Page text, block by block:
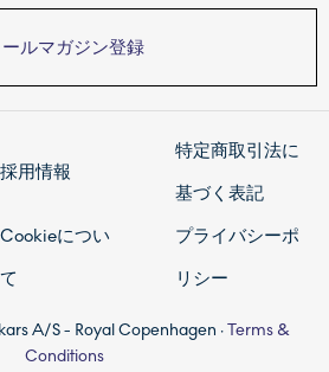
ールマガジン登録
採用情報
特定商取引法に
基づく表記
Cookieについ
て
プライバシーポ
リシー
A/S - Royal Copenhagen ·Terms &
Conditions